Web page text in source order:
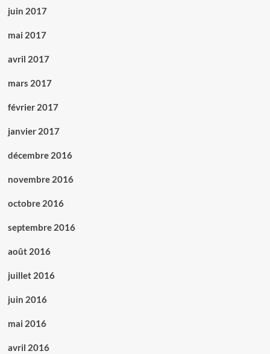
juin 2017
mai 2017
avril 2017
mars 2017
février 2017
janvier 2017
décembre 2016
novembre 2016
octobre 2016
septembre 2016
août 2016
juillet 2016
juin 2016
mai 2016
avril 2016